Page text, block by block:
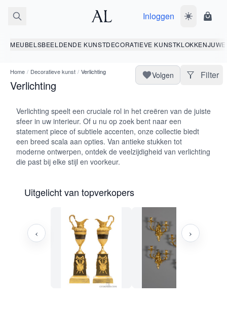
Inloggen Wissel
MEUBELSBEELDENDE KUNSTDECORATIEVE KUNSTKLOKKEN
Home / Decoratieve kunst / Verlichting
Verlichting
Volgen Filter
Verlichting speelt een cruciale rol in het creëren van de juiste
sfeer in uw interieur. Of u nu op zoek bent naar een
statement piece of subtiele accenten, onze collectie biedt
een breed scala aan opties. Van antieke stukken tot
moderne ontwerpen, ontdek de veelzijdigheid van verlichting
die past bij elke stijl en voorkeur.
Uitgelicht van topverkopers
‹ ›